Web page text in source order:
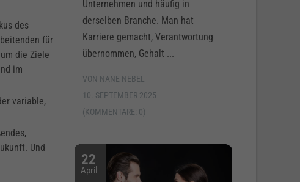
des
für
die Ziele
im
variable,
Und
Unternehmen und häufig in
derselben Branche. Man hat
Karriere gemacht, Verantwortung
übernommen, Gehalt ...
VON NANE NEBEL
10. SEPTEMBER 2025
(KOMMENTARE: 0)
22
April